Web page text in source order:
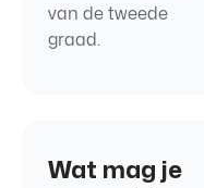
van de tweede
graad.
Wat mag je